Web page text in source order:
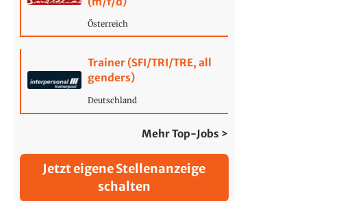
Österreich
Trainer (SFI/TRI/TRE, all
genders)
Deutschland
Mehr Top-Jobs >
Jetzt eigene Stellenanzeige
schalten